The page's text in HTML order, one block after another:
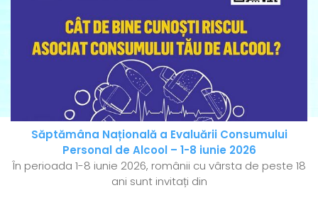
Săptămâna Națională a Evaluării Consumului
Personal de Alcool – 1-8 iunie 2026
În perioada 1-8 iunie 2026, românii cu vârsta de peste 18
ani sunt invitați din